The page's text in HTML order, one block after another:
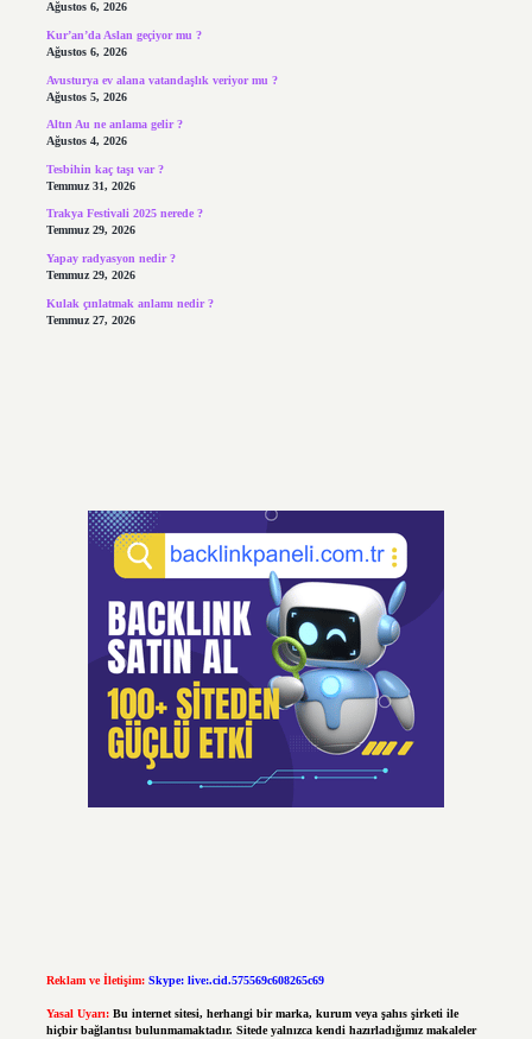
Ağustos 6, 2026
Kur’an’da Aslan geçiyor mu ?
Ağustos 6, 2026
Avusturya ev alana vatandaşlık veriyor mu ?
Ağustos 5, 2026
Altın Au ne anlama gelir ?
Ağustos 4, 2026
Tesbihin kaç taşı var ?
Temmuz 31, 2026
Trakya Festivali 2025 nerede ?
Temmuz 29, 2026
Yapay radyasyon nedir ?
Temmuz 29, 2026
Kulak çınlatmak anlamı nedir ?
Temmuz 27, 2026
Reklam ve İletişim: Skype: live:.cid.575569c608265c69
Yasal Uyarı: Bu internet sitesi, herhangi bir marka, kurum veya şahıs şirketi ile
hiçbir bağlantısı bulunmamaktadır. Sitede yalnızca kendi hazırladığımız makaleler